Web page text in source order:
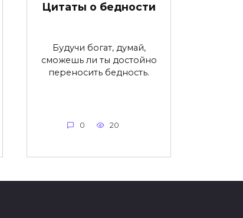
Цитаты о бедности
Будучи богат, думай,
сможешь ли ты достойно
переносить бедность.
0 20